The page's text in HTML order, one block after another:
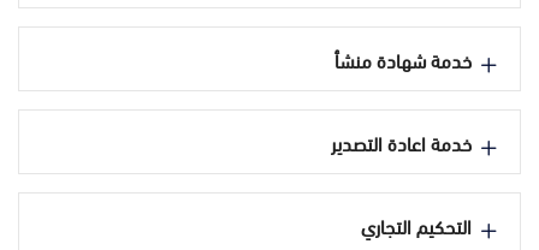
خدمة شهادة منشأ
خدمة اعادة التصدير
التحكيم التجاري